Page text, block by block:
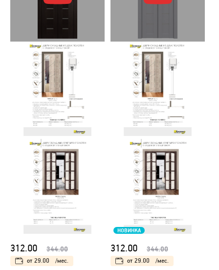
312.00 344.00
от 29.00 /мес.
НОВИНКА
312.00 344.00
от 29.00 /мес.